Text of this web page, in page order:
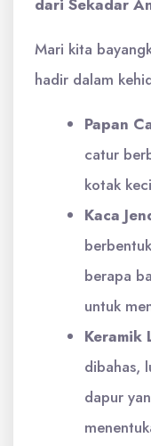
dari Sekadar
Mari kita
hadir dalam
Papan
catur
kotak
Kaca
berapa
untuk
Keramik
dibahas,
dapur